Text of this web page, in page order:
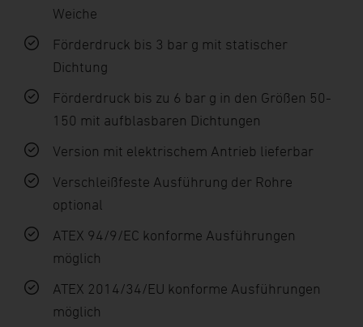
Weiche
Förderdruck bis 3 bar g mit statischer
Dichtung
Förderdruck bis zu 6 bar g in den Größen 50-
150 mit aufblasbaren Dichtungen
Version mit elektrischem Antrieb lieferbar
Verschleißfeste Ausführung der Rohre
optional
ATEX 94/9/EC konforme Ausführungen
möglich
ATEX 2014/34/EU konforme Ausführungen
möglich